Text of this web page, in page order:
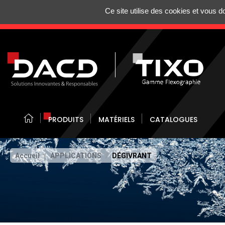
N'HÉSITEZ
PRODUITS MATÉRIELS CATALOGUES
Accueil APPLICATIONS DÉGIVRANT
Ce site utilise des cookies et vous